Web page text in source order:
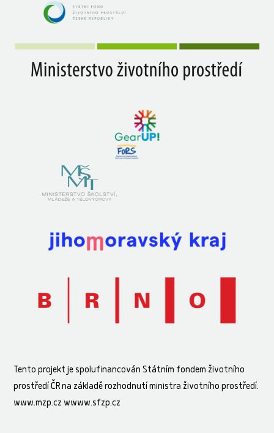
Tento projekt je spolufinancován Státním fondem životního
prostředí ČR na základě rozhodnutí ministra životního prostředí.
www.mzp.cz wwww.sfzp.cz